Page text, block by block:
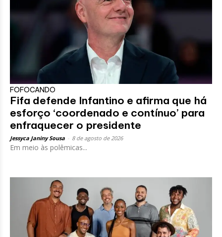
FOFOCANDO
Fifa defende Infantino e afirma que há
esforço ‘coordenado e contínuo’ para
enfraquecer o presidente
Jessyca Janiny Sousa 8 de agosto de 2026
Em meio às polêmicas...